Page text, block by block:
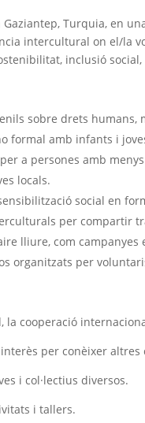
Turquia, en
intercultural on el/la
inclusió
sobre drets humans,
formal amb infants i
a persones amb
locals.
social en
per compartir
lliure, com campanyes
organitzats per
la cooperació
per conèixer altres
i col·lectius diversos.
i tallers.